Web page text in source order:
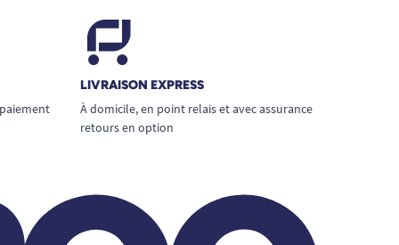
LIVRAISON EXPRESS
À domicile, en point relais et avec assurance
retours en option